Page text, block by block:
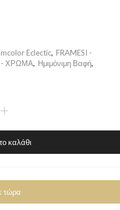
Eclectic, FRAMESI -
- ΧΡΩΜΑ, Ημιμόνιμη Βαφή,
καλάθι
τώρα